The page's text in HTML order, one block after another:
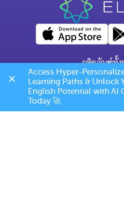
ผลิตภัณฑ์ทั้ง
คำถามทั่ว
ข้อกำหนดการเปลี่ยน
เบอร์โทร: (+66)
Access Hyper-
Learning Paths & Unlock
English Potential with AI
Today 🚀